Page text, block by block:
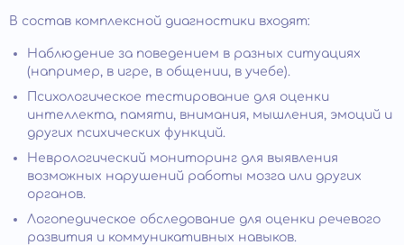
В состав комплексной диагностики входят:
Наблюдение за поведением в разных ситуациях
(например, в игре, в общении, в учебе).
Психологическое тестирование для оценки
интеллекта, памяти, внимания, мышления, эмоций и
других психических функций.
Неврологический мониторинг для выявления
возможных нарушений работы мозга или других
органов.
Логопедическое обследование для оценки речевого
развития и коммуникативных навыков.